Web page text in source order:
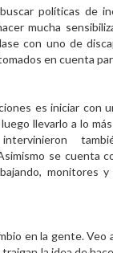
políticas de
mucha
con uno de
en cuenta
es iniciar con
llevarlo a lo
se cuenta
monitores y
en la gente. Veo